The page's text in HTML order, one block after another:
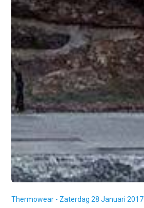
Thermowear - Zaterdag 28 Januari 2017